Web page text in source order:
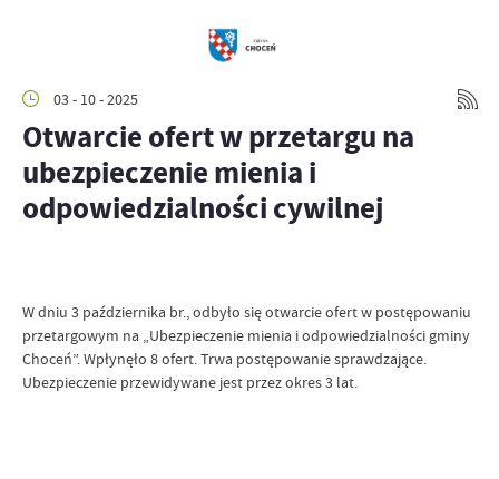
03 - 10 - 2025
Otwarcie ofert w przetargu na
ubezpieczenie mienia i
odpowiedzialności cywilnej
W dniu 3 października br., odbyło się otwarcie ofert w postępowaniu
przetargowym na „Ubezpieczenie mienia i odpowiedzialności gminy
Choceń”. Wpłynęło 8 ofert. Trwa postępowanie sprawdzające.
Ubezpieczenie przewidywane jest przez okres 3 lat.